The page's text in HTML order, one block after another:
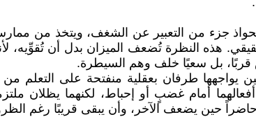
جزء من التعبير عن الشغف، ويتخذ من
هذه النظرة تُضعف الميزان بدل أن تُقوِّيه،
قربًا، بل سعيًا خلف وهم السيطرة.
حين يواجهها طرفان بعقلية منفتحة على
أمام غضبٍ أو إحباط، لكنهما يظلان
حين يضعف الآخر، وأن يبقى قريبًا رغم